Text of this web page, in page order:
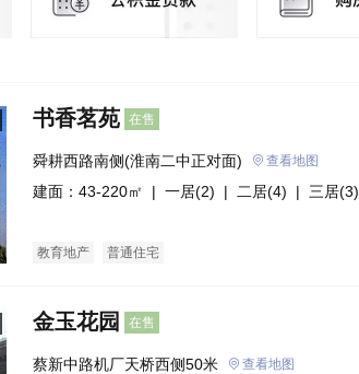
书香茗苑 在售
舜耕西路南侧(淮南二中正对面) 查看地图
建面：43-220㎡ | 一居(2) | 二居(4) | 三居(3)
教育地产 普通住宅
金玉花园 在售
蔡新中路机厂天桥西侧50米 查看地图